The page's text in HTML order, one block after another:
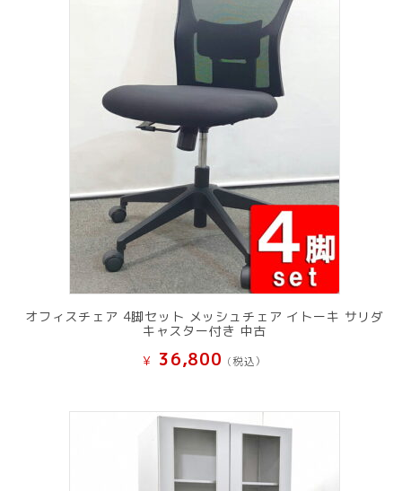
オフィスチェア 4脚セット メッシュチェア イトーキ サリダ
キャスター付き 中古
¥ 36,800 (税込）